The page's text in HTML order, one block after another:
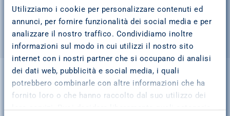
Utilizziamo i cookie per personalizzare contenuti ed
annunci, per fornire funzionalità dei social media e per
analizzare il nostro traffico. Condividiamo inoltre
informazioni sul modo in cui utilizzi il nostro sito
internet con i nostri partner che si occupano di analisi
dei dati web, pubblicità e social media, i quali
potrebbero combinarle con altre informazioni che ha
fornito loro o che hanno raccolto dal suo utilizzo dei
loro servizi. Puoi decidere liberamente quali categorie
75.000 €
120 rate mensili
Realizza i tuoi progetti con
Pitagora